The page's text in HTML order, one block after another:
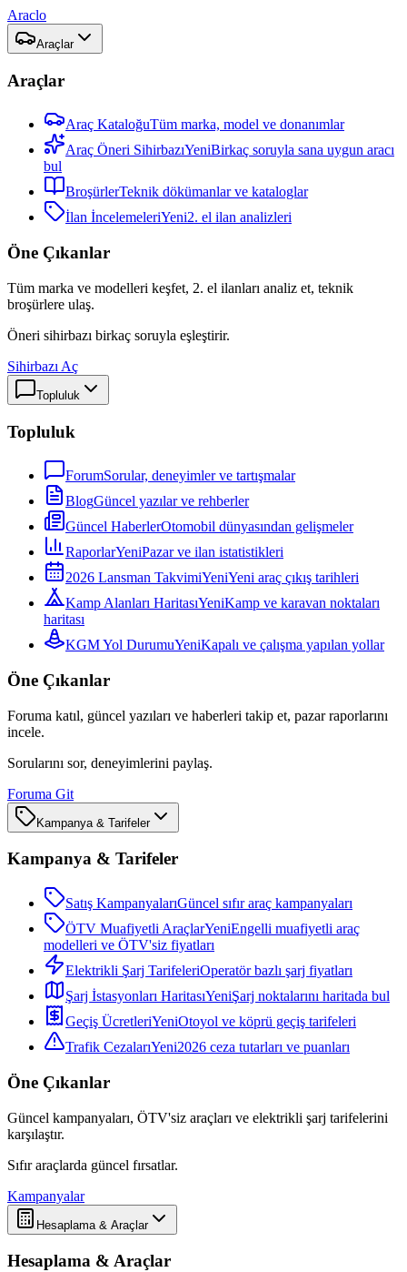
Araclo
Araçlar
Araçlar
Araç KataloğuTüm marka, model ve donanımlar
Araç Öneri SihirbazıYeniBirkaç soruyla sana uygun aracı
bul
BroşürlerTeknik dökümanlar ve kataloglar
İlan İncelemeleriYeni2. el ilan analizleri
Öne Çıkanlar
Tüm marka ve modelleri keşfet, 2. el ilanları analiz et, teknik
broşürlere ulaş.
Öneri sihirbazı birkaç soruyla eşleştirir.
Sihirbazı Aç
Topluluk
Topluluk
ForumSorular, deneyimler ve tartışmalar
BlogGüncel yazılar ve rehberler
Güncel HaberlerOtomobil dünyasından gelişmeler
RaporlarYeniPazar ve ilan istatistikleri
2026 Lansman TakvimiYeniYeni araç çıkış tarihleri
Kamp Alanları HaritasıYeniKamp ve karavan noktaları
haritası
KGM Yol DurumuYeniKapalı ve çalışma yapılan yollar
Öne Çıkanlar
Foruma katıl, güncel yazıları ve haberleri takip et, pazar raporlarını
incele.
Sorularını sor, deneyimlerini paylaş.
Foruma Git
Kampanya & Tarifeler
Kampanya & Tarifeler
Satış KampanyalarıGüncel sıfır araç kampanyaları
ÖTV Muafiyetli AraçlarYeniEngelli muafiyetli araç
modelleri ve ÖTV'siz fiyatları
Elektrikli Şarj TarifeleriOperatör bazlı şarj fiyatları
Şarj İstasyonları HaritasıYeniŞarj noktalarını haritada bul
Geçiş ÜcretleriYeniOtoyol ve köprü geçiş tarifeleri
Trafik CezalarıYeni2026 ceza tutarları ve puanları
Öne Çıkanlar
Güncel kampanyaları, ÖTV'siz araçları ve elektrikli şarj tarifelerini
karşılaştır.
Sıfır araçlarda güncel fırsatlar.
Kampanyalar
Hesaplama & Araçlar
Hesaplama & Araçlar